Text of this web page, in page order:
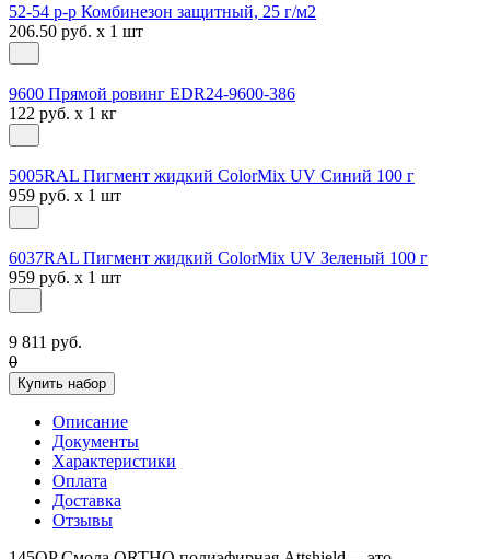
52-54 р-р Комбинезон защитный, 25 г/м2
206.50 руб. x 1 шт
9600 Прямой ровинг EDR24-9600-386
122 руб. x 1 кг
5005RAL Пигмент жидкий ColorMix UV Синий 100 г
959 руб. x 1 шт
6037RAL Пигмент жидкий ColorMix UV Зеленый 100 г
959 руб. x 1 шт
9 811 руб.
0
Купить набор
Описание
Документы
Характеристики
Оплата
Доставка
Отзывы